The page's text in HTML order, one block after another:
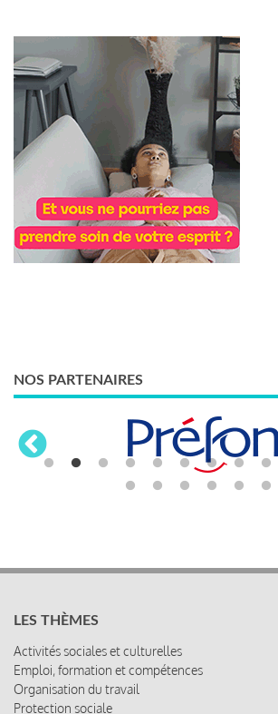
NOS PARTENAIRES
LES THÈMES
Activités sociales et culturelles
Emploi, formation et compétences
Organisation du travail
Protection sociale